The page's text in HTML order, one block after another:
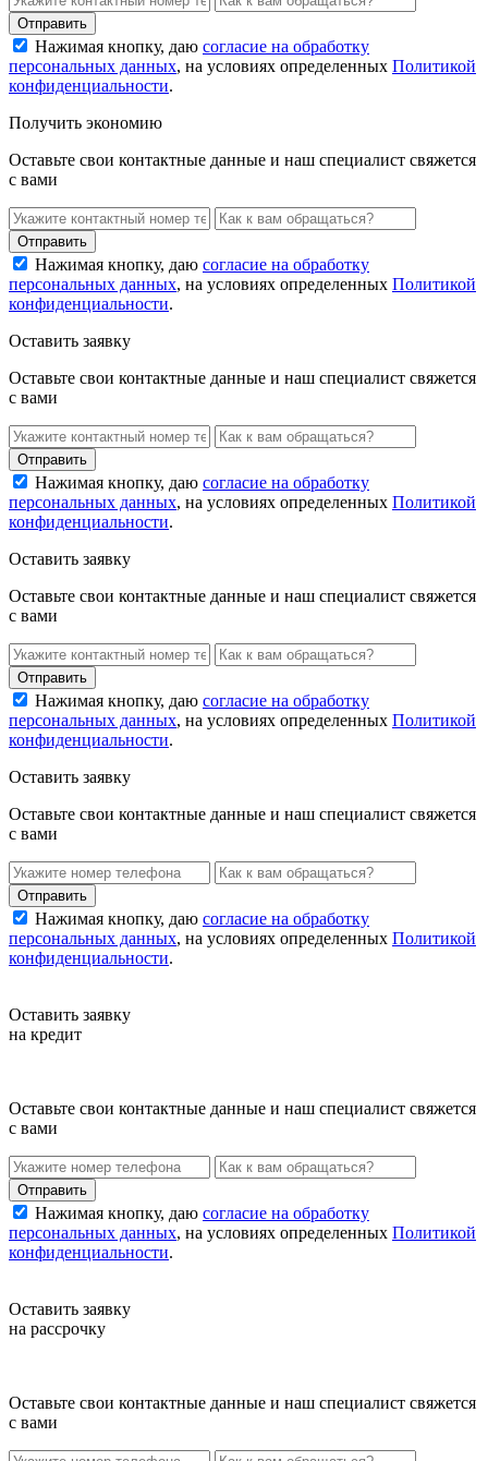
Нажимая кнопку, даю согласие на обработку
персональных данных, на условиях определенных Политикой
конфиденциальности.
Получить экономию
Оставьте свои контактные данные и наш специалист свяжется
с вами
Нажимая кнопку, даю согласие на обработку
персональных данных, на условиях определенных Политикой
конфиденциальности.
Оставить заявку
Оставьте свои контактные данные и наш специалист свяжется
с вами
Нажимая кнопку, даю согласие на обработку
персональных данных, на условиях определенных Политикой
конфиденциальности.
Оставить заявку
Оставьте свои контактные данные и наш специалист свяжется
с вами
Нажимая кнопку, даю согласие на обработку
персональных данных, на условиях определенных Политикой
конфиденциальности.
Оставить заявку
Оставьте свои контактные данные и наш специалист свяжется
с вами
Нажимая кнопку, даю согласие на обработку
персональных данных, на условиях определенных Политикой
конфиденциальности.
Оставить заявку
на кредит
Оставьте свои контактные данные и наш специалист свяжется
с вами
Нажимая кнопку, даю согласие на обработку
персональных данных, на условиях определенных Политикой
конфиденциальности.
Оставить заявку
на рассрочку
Оставьте свои контактные данные и наш специалист свяжется
с вами